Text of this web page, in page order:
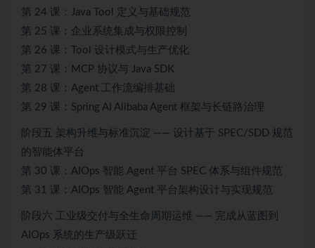
第 24 课：Java Tool 定义与基础规范
第 25 课：企业系统集成与权限控制
第 26 课：Tool 设计模式与生产优化
第 27 课：MCP 协议与 Java SDK
第 28 课：Agent 工作流编排基础
第 29 课：Spring AI Alibaba Agent 框架与长链路治理
阶段五 架构升维与标准沉淀 —— 设计基于 SPEC/SDD 规范
的智能体平台
第 30 课：AIOps 智能 Agent 平台 SPEC 体系与组件规范
第 31 课：AIOps 智能 Agent 平台架构设计与实现规范
阶段六 工业级交付与全生命周期运维 —— 完成从蓝图到
AIOps 系统的生产级跃迁